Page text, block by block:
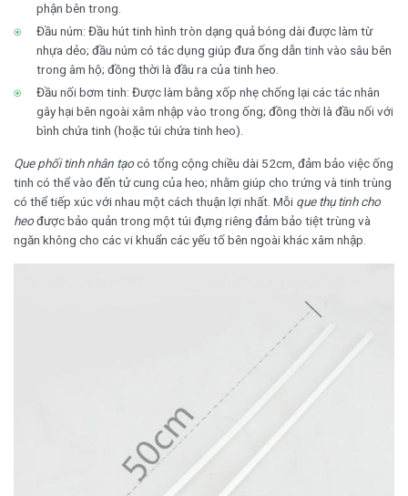
phận bên trong.
Đầu núm: Đầu hút tinh hình tròn dạng quả bóng dài được làm từ
nhựa dẻo; đầu núm có tác dụng giúp đưa ống dẫn tinh vào sâu bên
trong âm hộ; đồng thời là đầu ra của tinh heo.
Đầu nối bơm tinh: Được làm bằng xốp nhẹ chống lại các tác nhân
gây hại bên ngoài xâm nhập vào trong ống; đồng thời là đầu nối với
bình chứa tinh (hoặc túi chứa tinh heo).
Que phối tinh nhân tạocó tổng cộng chiều dài 52cm, đảm bảo việc ống
tinh có thể vào đến tử cung của heo; nhằm giúp cho trứng và tinh trùng
có thể tiếp xúc với nhau một cách thuận lợi nhất. Mỗi que thụ tinh cho
heođược bảo quản trong một túi đựng riêng đảm bảo tiệt trùng và
ngăn không cho các vi khuẩn các yếu tố bên ngoài khác xâm nhập.